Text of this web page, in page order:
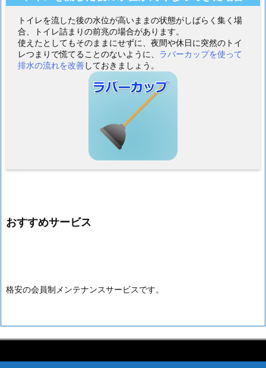
トイレを流した後の水位が高いままの状態がしばらく集く場
合、トイレ詰まりの前兆の場合があります。
使えたとしてもそのままにせずに、夜間や休日に突然のトイ
レつまりで慌てることのないように、 ラバーカップを使って
排水の流れを改善しておきましょう。
おすすめサービス
格安の会員制メンテナンスサービスです。